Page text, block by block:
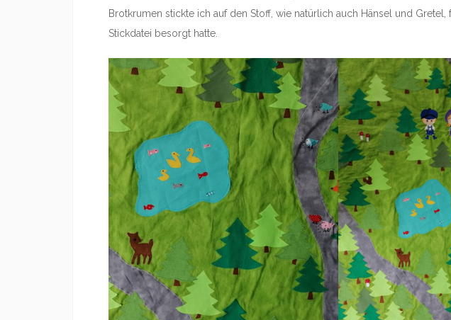
Brotkrumen stickte ich auf den Stoff, wie natürlich auch Hänsel und
Stickdatei besorgt hatte.